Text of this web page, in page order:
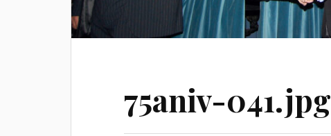
75aniv-041.jpg